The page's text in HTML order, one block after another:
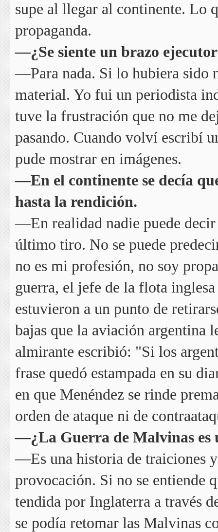
supe al llegar al continente. Lo
propaganda.
—¿Se siente un brazo
—Para nada. Si lo hubiera sido
material. Yo fui un periodista
tuve la frustración que no me
pasando. Cuando volví escribí
pude mostrar en imágenes.
—En el continente se decía
hasta la rendición.
—En realidad nadie puede decir
último tiro. No se puede
no es mi profesión, no soy
guerra, el jefe de la flota
estuvieron a un punto de
bajas que la aviación argentina
almirante escribió: "Si los
frase quedó estampada en su
en que Menéndez se rinde
orden de ataque ni de
—¿La Guerra de Malvinas es
—Es una historia de traiciones
provocación. Si no se entiende
tendida por Inglaterra a través
se podía retomar las Malvinas